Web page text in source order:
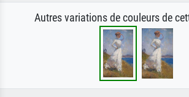
Autres variations de couleurs de